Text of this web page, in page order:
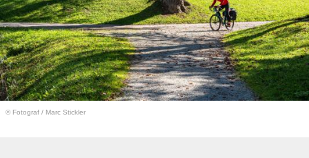
© Fotograf / Marc Stickler